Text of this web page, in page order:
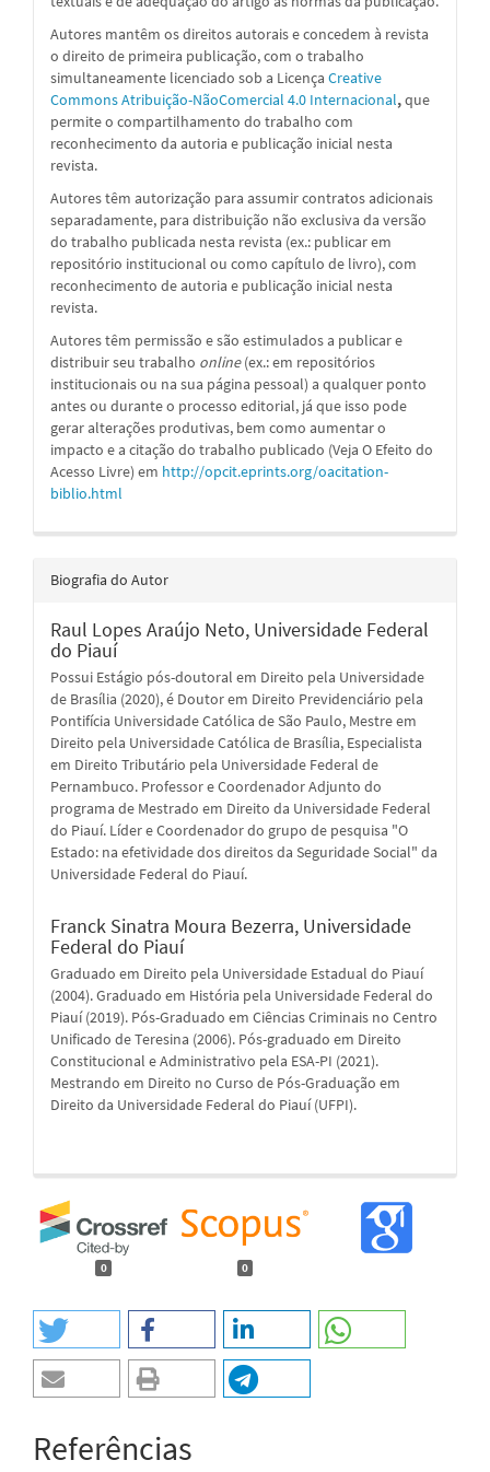
Autores mantêm os direitos autorais e concedem à revista
o direito de primeira publicação, com o trabalho
simultaneamente licenciado sob a Licença Creative
Commons Atribuição-NãoComercial 4.0 Internacional,que
permite o compartilhamento do trabalho com
reconhecimento da autoria e publicação inicial nesta
revista.
Autores têm autorização para assumir contratos adicionais
separadamente, para distribuição não exclusiva da versão
do trabalho publicada nesta revista (ex.: publicar em
repositório institucional ou como capítulo de livro), com
reconhecimento de autoria e publicação inicial nesta
revista.
Autores têm permissão e são estimulados a publicar e
distribuir seu trabalho online(ex.: em repositórios
institucionais ou na sua página pessoal) a qualquer ponto
antes ou durante o processo editorial, já que isso pode
gerar alterações produtivas, bem como aumentar o
impacto e a citação do trabalho publicado (Veja O Efeito do
Acesso Livre) em http://opcit.eprints.org/oacitation-
biblio.html
Biografia do Autor
Raul Lopes Araújo Neto, Universidade Federal
do Piauí
Possui Estágio pós-doutoral em Direito pela Universidade
de Brasília (2020), é Doutor em Direito Previdenciário pela
Pontifícia Universidade Católica de São Paulo, Mestre em
Direito pela Universidade Católica de Brasília, Especialista
em Direito Tributário pela Universidade Federal de
Pernambuco. Professor e Coordenador Adjunto do
programa de Mestrado em Direito da Universidade Federal
do Piauí. Líder e Coordenador do grupo de pesquisa "O
Estado: na efetividade dos direitos da Seguridade Social" da
Universidade Federal do Piauí.
Franck Sinatra Moura Bezerra, Universidade
Federal do Piauí
Graduado em Direito pela Universidade Estadual do Piauí
(2004). Graduado em História pela Universidade Federal do
Piauí (2019). Pós-Graduado em Ciências Criminais no Centro
Unificado de Teresina (2006). Pós-graduado em Direito
Constitucional e Administrativo pela ESA-PI (2021).
Mestrando em Direito no Curso de Pós-Graduação em
Direito da Universidade Federal do Piauí (UFPI).
0 0
Referências